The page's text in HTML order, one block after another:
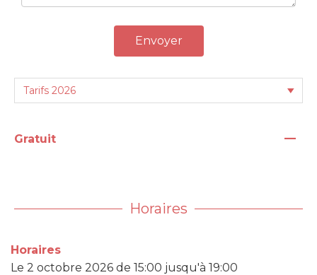
Envoyer
Gratuit —
Horaires
Horaires
Le 2 octobre 2026 de 15:00 jusqu'à 19:00